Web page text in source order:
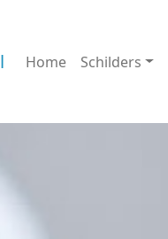
Home Schilders